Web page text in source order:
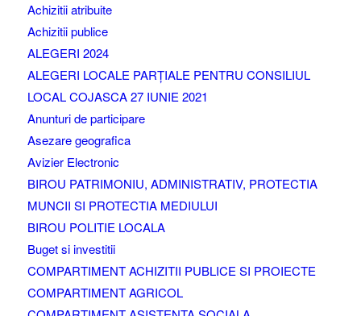
Achizitii atribuite
Achizitii publice
ALEGERI 2024
ALEGERI LOCALE PARȚIALE PENTRU CONSILIUL
LOCAL COJASCA 27 IUNIE 2021
Anunturi de participare
Asezare geografica
Avizier Electronic
BIROU PATRIMONIU, ADMINISTRATIV, PROTECTIA
MUNCII SI PROTECTIA MEDIULUI
BIROU POLITIE LOCALA
Buget si investitii
COMPARTIMENT ACHIZITII PUBLICE SI PROIECTE
COMPARTIMENT AGRICOL